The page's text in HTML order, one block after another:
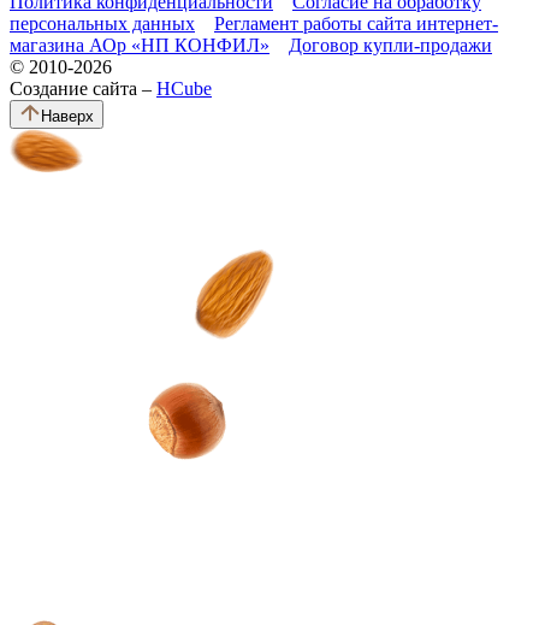
персональных данных
Регламент работы сайта интернет-
магазина АОр «НП КОНФИЛ»
Договор купли-продажи
© 2010-2026
Создание сайта – HCube
Наверх